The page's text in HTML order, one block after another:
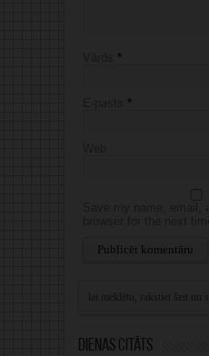
*
*
Dienas citāts